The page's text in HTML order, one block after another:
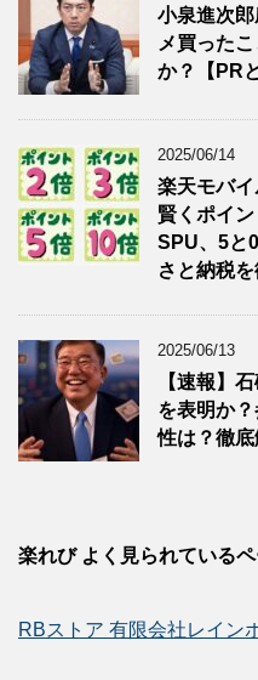
小泉進次
メ買った
か？【PR
2025/06/14
楽天モバ
賢くポイ
SPU、5と
さと納税
2025/06/13
【速報】
を表明か
性は？徹底
楽れび よく見られている
RBストア 有限会社レイン